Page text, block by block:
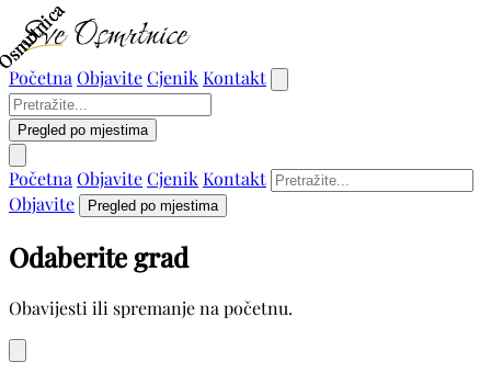
Početna ObjaviteCjenik Kontakt
Pregled po mjestima
Početna ObjaviteCjenik Kontakt
Objavite
Pregled po mjestima
Odaberite grad
Obavijesti ili spremanje na početnu.